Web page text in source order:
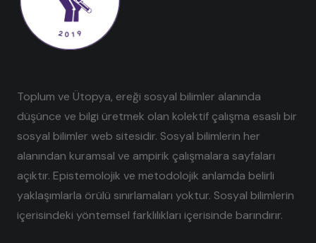
Toplum ve Ütopya, ereği sosyal bilimler alanında
düşünce ve bilgi üretmek olan kolektif çalışma esaslı bir
sosyal bilimler web sitesidir. Sosyal bilimlerin her
alanından kuramsal ve ampirik çalışmalara sayfaları
açıktır. Epistemolojik ve metodolojik anlamda belirli
yaklaşımlarla örülü sınırlamaları yoktur. Sosyal bilimlerin
içerisindeki yöntemsel farklılıkları içerisinde barındırır.